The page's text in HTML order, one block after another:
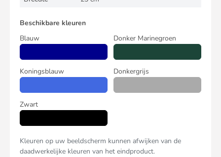
Beschikbare kleuren
Blauw
Donker Marinegroen
Koningsblauw Donkergrijs
Zwart
Kleuren op uw beeldscherm kunnen afwijken van de
daadwerkelijke kleuren van het eindproduct.